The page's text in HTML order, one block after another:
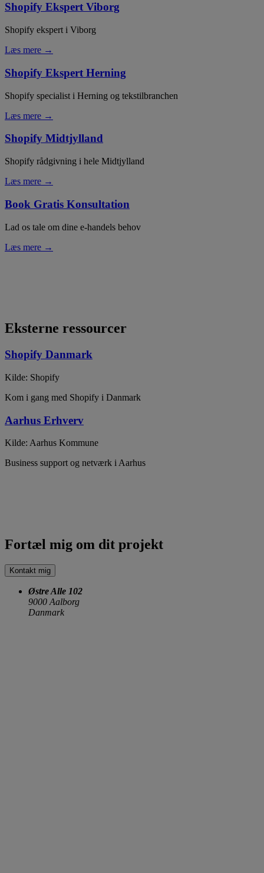
Shopify Ekspert Viborg
Shopify ekspert i Viborg
Læs mere →
Shopify Ekspert Herning
Shopify specialist i Herning og tekstilbranchen
Læs mere →
Shopify Midtjylland
Shopify rådgivning i hele Midtjylland
Læs mere →
Book Gratis Konsultation
Lad os tale om dine e-handels behov
Læs mere →
Eksterne ressourcer
Shopify Danmark
Kilde: Shopify
Kom i gang med Shopify i Danmark
Aarhus Erhverv
Kilde: Aarhus Kommune
Business support og netværk i Aarhus
Fortæl mig om dit projekt
Kontakt mig
Østre Alle 102
9000 Aalborg
Danmark